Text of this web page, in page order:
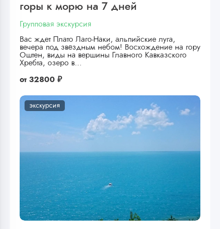
горы к морю на 7 дней
Групповая экскурсия
Вас ждет Плато Лаго-Наки, альпийские луга,
вечера под звёздным небом! Восхождение на гору
Оштен, виды на вершины Главного Кавказского
Хребта, озеро в…
от 32800 ₽
экскурсия